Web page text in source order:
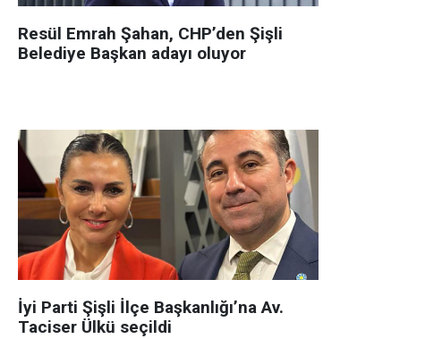
Resül Emrah Şahan, CHP’den Şişli
Belediye Başkan adayı oluyor
İyi Parti Şişli İlçe Başkanlığı’na Av.
Taciser Ülkü seçildi